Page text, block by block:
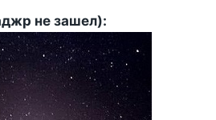
не зашел):